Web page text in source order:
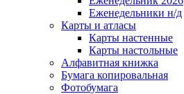
Еженедельники н/д
Карты и атласы
Карты настенные
Карты настольные
Алфавитная книжка
Бумага копировальная
Фотобумага